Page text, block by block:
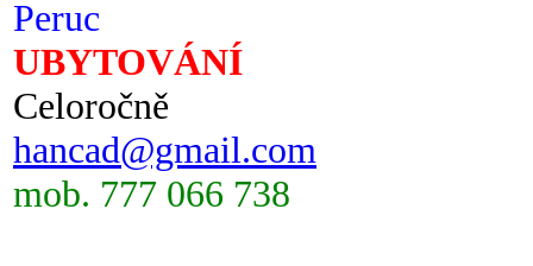
Peruc
UBYTOVÁNÍ
Celoročně
hancad@gmail.com
mob. 777 066 738